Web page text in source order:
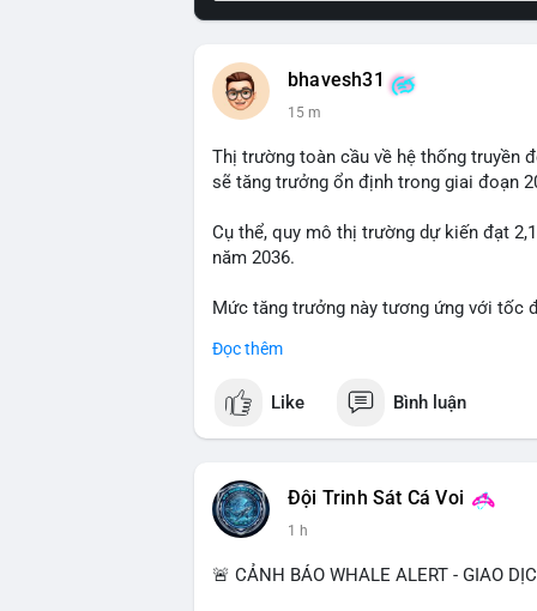
bhavesh31
15 m
Thị trường toàn cầu về hệ thống truyền
sẽ tăng trưởng ổn định trong giai đoạn
Cụ thể, quy mô thị trường dự kiến đạt
năm 2036.
Mức tăng trưởng này tương ứng với tốc
trường nghiêm ngặt, là những yếu tố
Đọc thêm
Like Bình luận
Đội Trinh Sát Cá Voi
1 h
🚨 CẢNH BÁO WHALE ALERT - GIAO